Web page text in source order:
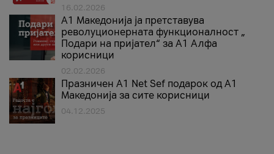
16.02.2026
А1 Македонија ја претставува
револуционерната функционалност „
Подари на пријател“ за А1 Алфа
корисници
02.02.2026
Празничен A1 Net Sеf подарок од А1
Македонија за сите корисници
04.12.2025